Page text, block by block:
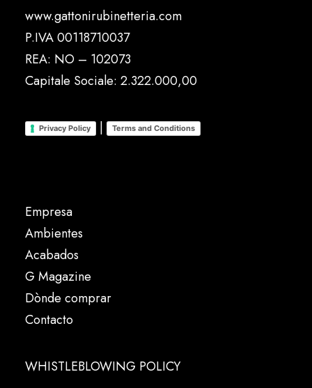
www.gattonirubinetteria.com
P.IVA 00118710037
REA: NO – 102073
Capitale Sociale: 2.322.000,00
Privacy Policy | Terms and Conditions
Empresa
Ambientes
Acabados
G Magazine
Dònde comprar
Contacto
WHISTLEBLOWING POLICY